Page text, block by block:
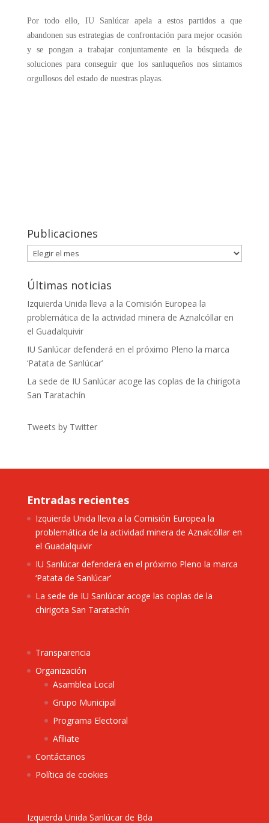
Por todo ello, IU Sanlúcar apela a estos partidos a que
abandonen sus estrategias de confrontación para mejor ocasión
y se pongan a trabajar conjuntamente en la búsqueda de
soluciones para conseguir que los sanluqueños nos sintamos
orgullosos del estado de nuestras playas.
Publicaciones
Publicaciones
Últimas noticias
Izquierda Unida lleva a la Comisión Europea la
problemática de la actividad minera de Aznalcóllar en
el Guadalquivir
IU Sanlúcar defenderá en el próximo Pleno la marca
‘Patata de Sanlúcar’
La sede de IU Sanlúcar acoge las coplas de la chirigota
San Taratachín
Tweets by Twitter
Entradas recientes
Izquierda Unida lleva a la Comisión Europea la
problemática de la actividad minera de Aznalcóllar en
el Guadalquivir
IU Sanlúcar defenderá en el próximo Pleno la marca
‘Patata de Sanlúcar’
La sede de IU Sanlúcar acoge las coplas de la
chirigota San Taratachín
Transparencia
Organización
Asamblea Local
Grupo Municipal
Programa Electoral
Afíliate
Contáctanos
Política de cookies
Izquierda Unida Sanlúcar de Bda